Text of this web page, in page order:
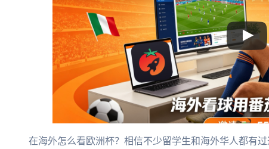
在海外怎么看欧洲杯？相信不少留学生和海外华人都有